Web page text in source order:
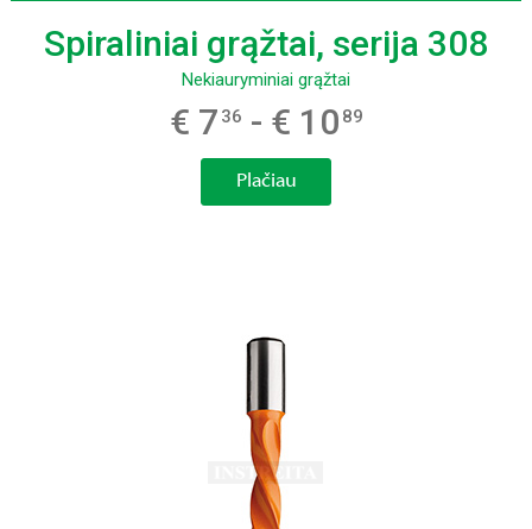
Spiraliniai grąžtai, serija 308
Nekiauryminiai grąžtai
€ 7 36 - € 10 89
Plačiau